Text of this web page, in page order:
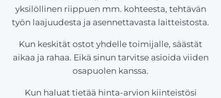
yksilöllinen riippuen mm. kohteesta, tehtävän
työn laajuudesta ja asennettavasta laitteistosta.
Kun keskität ostot yhdelle toimijalle, säästät
aikaa ja rahaa. Eikä sinun tarvitse asioida viiden
osapuolen kanssa.
Kun haluat tietää hinta-arvion kiinteistösi